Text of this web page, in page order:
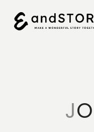
SERVICE
PLANNING
J